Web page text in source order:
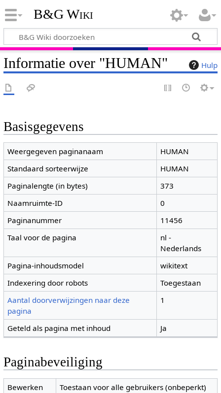
B&G Wiki
Hulp
Informatie over "HUMAN"
Basisgegevens
Weergegeven paginanaam
HUMAN
Standaard sorteerwijze
HUMAN
Paginalengte (in bytes)
373
Naamruimte-ID
0
Paginanummer
11456
Taal voor de pagina
nl -
Nederlands
Pagina-inhoudsmodel
wikitext
Indexering door robots
Toegestaan
Aantal doorverwijzingen naar deze
pagina
1
Geteld als pagina met inhoud Ja
Paginabeveiliging
Bewerken
Toestaan voor alle gebruikers (onbeperkt)